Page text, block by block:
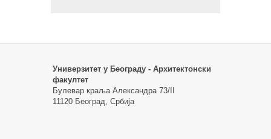
Универзитет у Београду - Архитектонски
факултет
Булевар краља Александра 73/II
11120 Београд, Србија